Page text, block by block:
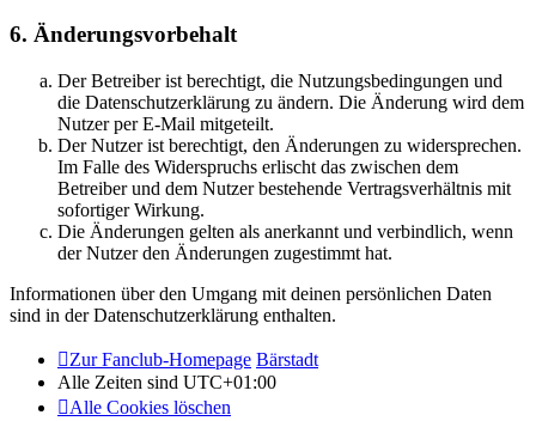
6. Änderungsvorbehalt
Der Betreiber ist berechtigt, die Nutzungsbedingungen und
die Datenschutzerklärung zu ändern. Die Änderung wird dem
Nutzer per E-Mail mitgeteilt.
Der Nutzer ist berechtigt, den Änderungen zu widersprechen.
Im Falle des Widerspruchs erlischt das zwischen dem
Betreiber und dem Nutzer bestehende Vertragsverhältnis mit
sofortiger Wirkung.
Die Änderungen gelten als anerkannt und verbindlich, wenn
der Nutzer den Änderungen zugestimmt hat.
Informationen über den Umgang mit deinen persönlichen Daten
sind in der Datenschutzerklärung enthalten.
Zur Fanclub-Homepage Bärstadt
Alle Zeiten sind UTC+01:00
Alle Cookies löschen